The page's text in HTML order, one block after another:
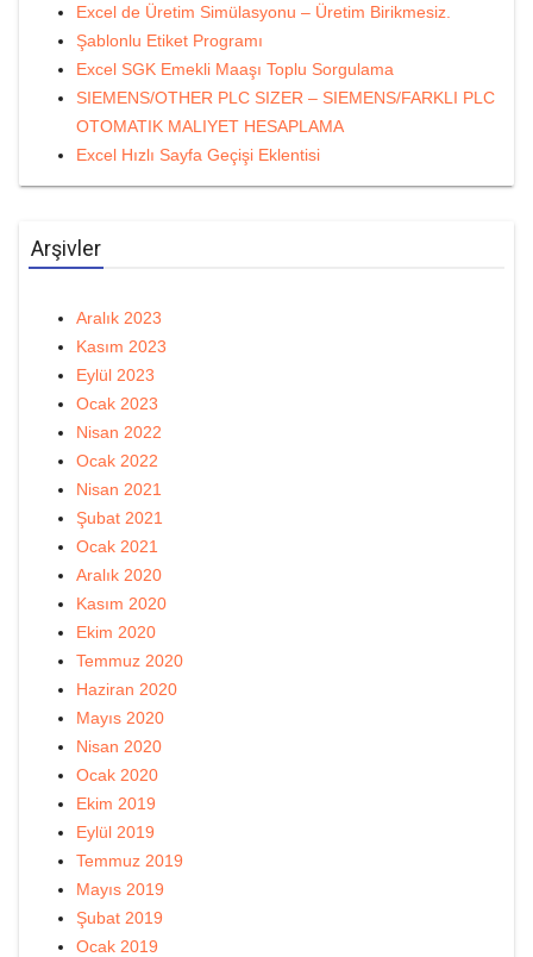
Excel de Üretim Simülasyonu – Üretim Birikmesiz.
Şablonlu Etiket Programı
Excel SGK Emekli Maaşı Toplu Sorgulama
SIEMENS/OTHER PLC SIZER – SIEMENS/FARKLI PLC
OTOMATIK MALIYET HESAPLAMA
Excel Hızlı Sayfa Geçişi Eklentisi
Arşivler
Aralık 2023
Kasım 2023
Eylül 2023
Ocak 2023
Nisan 2022
Ocak 2022
Nisan 2021
Şubat 2021
Ocak 2021
Aralık 2020
Kasım 2020
Ekim 2020
Temmuz 2020
Haziran 2020
Mayıs 2020
Nisan 2020
Ocak 2020
Ekim 2019
Eylül 2019
Temmuz 2019
Mayıs 2019
Şubat 2019
Ocak 2019